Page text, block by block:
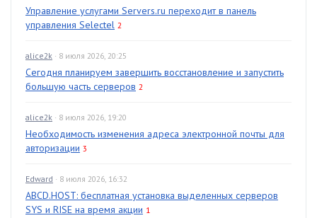
Управление услугами Servers.ru переходит в панель
управления Selectel 2
alice2k · 8 июля 2026, 20:25
Сегодня планируем завершить восстановление и запустить
большую часть серверов 2
alice2k · 8 июля 2026, 19:20
Необходимость изменения адреса электронной почты для
авторизации 3
Edward · 8 июля 2026, 16:32
ABCD.HOST: бесплатная установка выделенных серверов
SYS и RISE на время акции 1